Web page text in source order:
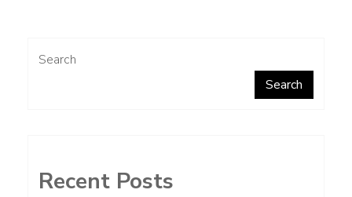
Search
Search
Recent Posts